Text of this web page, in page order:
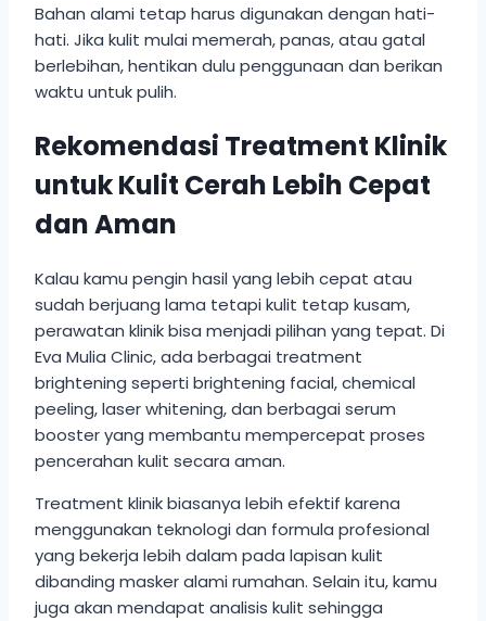
Bahan alami tetap harus digunakan dengan hati-
hati. Jika kulit mulai memerah, panas, atau gatal
berlebihan, hentikan dulu penggunaan dan berikan
waktu untuk pulih.
Rekomendasi Treatment Klinik
untuk Kulit Cerah Lebih Cepat
dan Aman
Kalau kamu pengin hasil yang lebih cepat atau
sudah berjuang lama tetapi kulit tetap kusam,
perawatan klinik bisa menjadi pilihan yang tepat. Di
Eva Mulia Clinic, ada berbagai treatment
brightening seperti brightening facial, chemical
peeling, laser whitening, dan berbagai serum
booster yang membantu mempercepat proses
pencerahan kulit secara aman.
Treatment klinik biasanya lebih efektif karena
menggunakan teknologi dan formula profesional
yang bekerja lebih dalam pada lapisan kulit
dibanding masker alami rumahan. Selain itu, kamu
juga akan mendapat analisis kulit sehingga